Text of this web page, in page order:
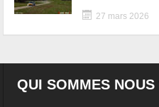
27 mars 2026
QUI SOMMES NOUS